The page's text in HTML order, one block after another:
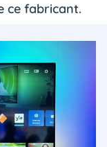
ce fabricant.